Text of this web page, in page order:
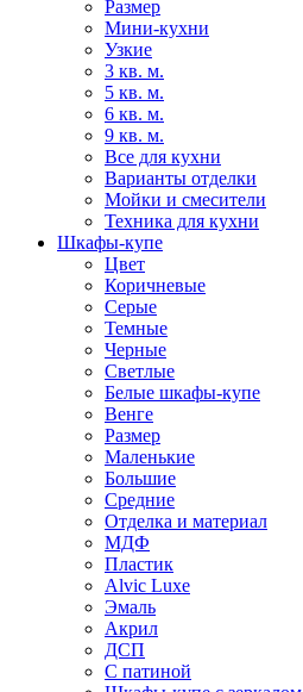
Размер
Мини-кухни
Узкие
3 кв. м.
5 кв. м.
6 кв. м.
9 кв. м.
Все для кухни
Варианты отделки
Мойки и смесители
Техника для кухни
Шкафы-купе
Цвет
Коричневые
Серые
Темные
Черные
Светлые
Белые шкафы-купе
Венге
Размер
Маленькие
Большие
Средние
Отделка и материал
МДФ
Пластик
Alvic Luxe
Эмаль
Акрил
ДСП
С патиной